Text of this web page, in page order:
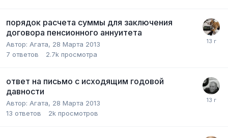
порядок расчета суммы для заключения
договора пенсионного аннуитета
Автор: Агата, 28 Марта 2013
7 ответов 2.7k просмотра
ответ на письмо с исходящим годовой
давности
Автор: Агата, 28 Марта 2013
13 ответов 2k просмотров